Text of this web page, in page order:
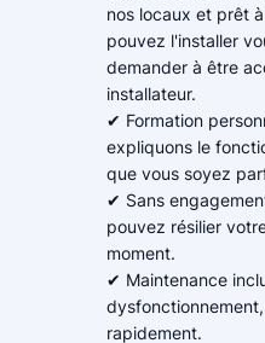
nos locaux et prêt
pouvez l'installer
demander à être
installateur.
✔ Formation
expliquons le
que vous soyez
✔ Sans
pouvez résilier
moment.
✔ Maintenance
rapidement.